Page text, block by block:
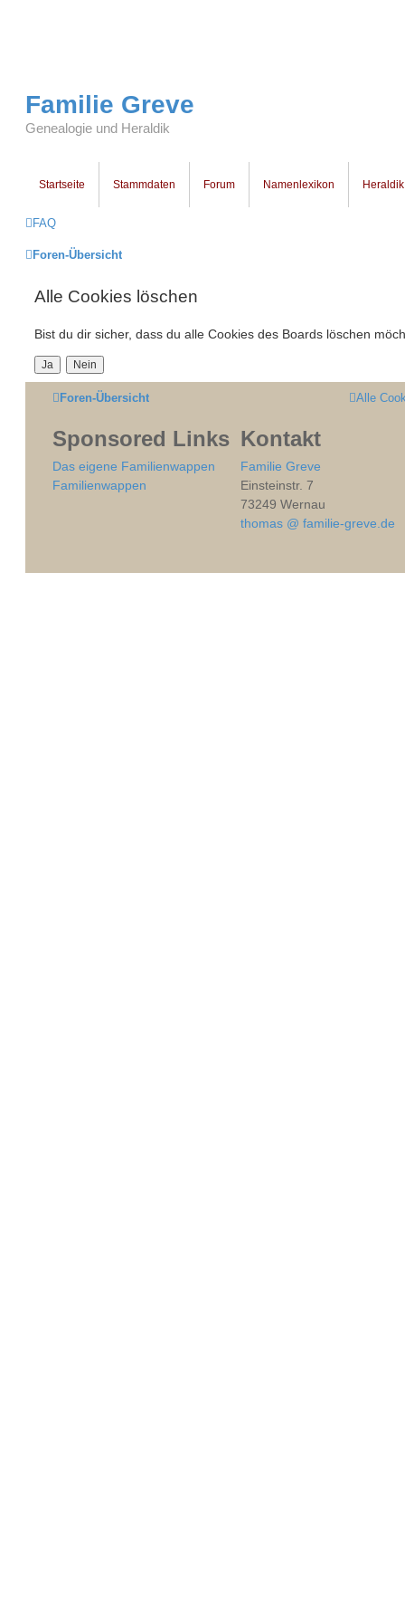
Familie Greve
Genealogie und Heraldik
Startseite Stammdaten Forum Namenlexikon Heraldik
FAQ
Foren-Übersicht
Alle Cookies löschen
Bist du dir sicher, dass du alle Cookies des Boards löschen
Foren-Übersicht Alle
Sponsored Links
Das eigene Familienwappen
Familienwappen
Kontakt
Familie Greve
Einsteinstr. 7
73249 Wernau
thomas @ familie-greve.de